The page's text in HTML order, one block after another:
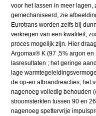
voor het lassen in meer
gemechaniseerd, zie
Eurotrans worden zelfs bij
verkregen van een kwaliteit,
proces mogelijk zijn. Hier
Argomax® K (97 ,5% argon
lasresultaten ; het geringe
lage
de op-en afbrandreacties; het
nagenoeg volledig behouden
stroomsterkten tussen 90 en
nagenoeg spettervrije